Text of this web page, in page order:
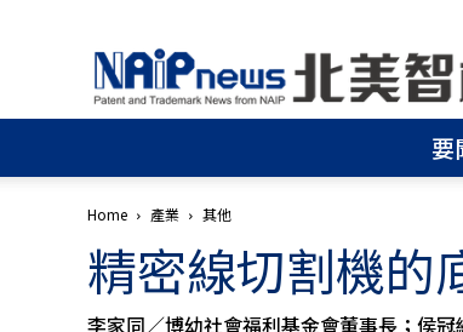
北
美
智
權
│
申
請
│
商
要
Home 產業 其他
精密線切割機的
李家同／博幼社會福利基金會董事長；侯冠